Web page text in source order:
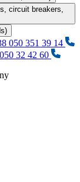
circuit breakers,
050 351 39 14
32 42 60